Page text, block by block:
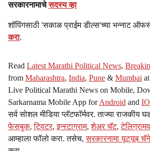
सरकारनामाचेसदस्य व्हा
शॉपिंगसाठी 'सकाळ प्राईम डील्स'च्या भन्नाट
करा.
Read Latest Marathi Political News,
from Maharashtra, India, Pune & Mumbai
Live Political Marathi News on Mobile,
Sarkarnama Mobile App forAndroid and
सर्व सोशल मीडिया प्लॅटफॉर्मवर. ताज्या राजकीय
फेसबुक,ट्विटर,इन्स्टाग्राम,शेअर चॅट,
आम्हाला फॉलो करा. तसेच,सरकारनामा यूट्यूब